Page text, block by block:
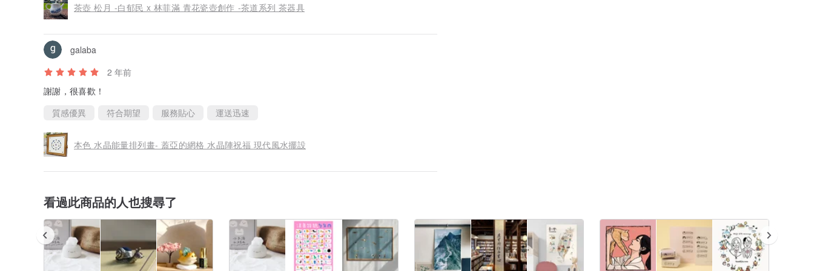
茶壺 松月 -白郁民 x 林菲滿 青花瓷壺創作 -茶道系列 茶器具
galaba
2 年前
謝謝，很喜歡！
質感優異
符合期望 服務貼心 運送迅速
本色 水晶能量排列畫- 蓋亞的網格 水晶陣祝福 現代風水擺設
看過此商品的人也搜尋了